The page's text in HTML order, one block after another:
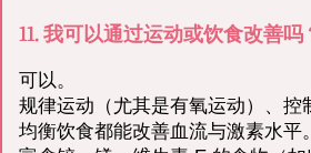
11. 我可以通过运动或饮食改善吗
可以。
规律运动（尤其是有氧运动）、控
均衡饮食都能改善血流与激素水平。